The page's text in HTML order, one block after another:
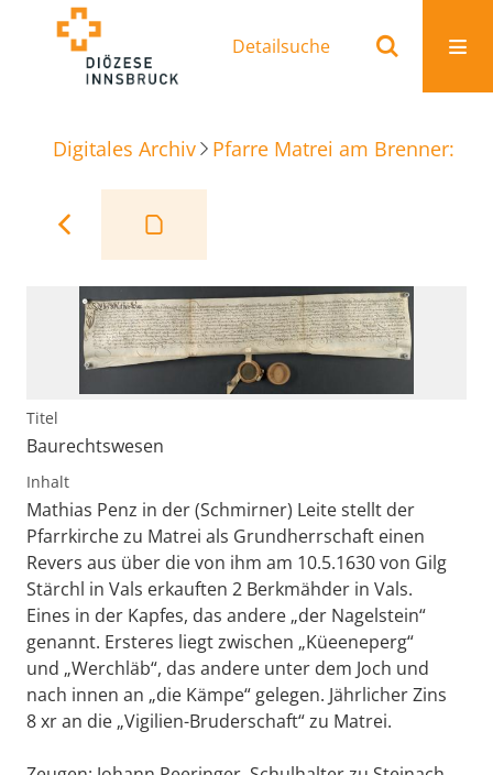
Detailsuche
Digitales Archiv Pfarre Matrei am Brenner:
Titel
Baurechtswesen
Inhalt
Mathias Penz in der (Schmirner) Leite stellt der
Pfarrkirche zu Matrei als Grundherrschaft einen
Revers aus über die von ihm am 10.5.1630 von Gilg
Stärchl in Vals erkauften 2 Berkmähder in Vals.
Eines in der Kapfes, das andere „der Nagelstein“
genannt. Ersteres liegt zwischen „Küeeneperg“
und „Werchläb“, das andere unter dem Joch und
nach innen an „die Kämpe“ gelegen. Jährlicher Zins
8 xr an die „Vigilien-Bruderschaft“ zu Matrei.